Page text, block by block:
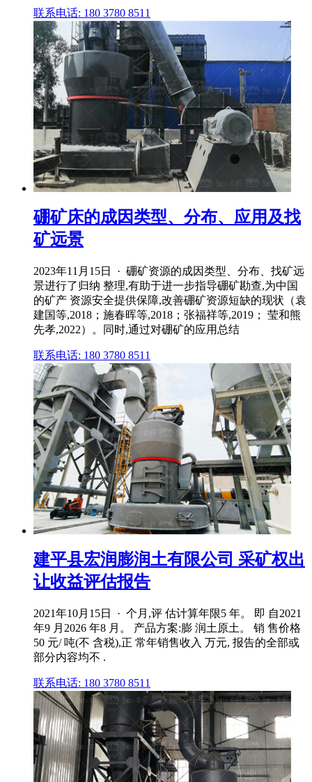
联系电话: 180 3780 8511
硼矿床的成因类型、分布、应用及找
矿远景
2023年11月15日 · 硼矿资源的成因类型、分布、找矿远
景进行了归纳 整理,有助于进一步指导硼矿勘查,为中国
的矿产 资源安全提供保障,改善硼矿资源短缺的现状（袁
建国等,2018；施春晖等,2018；张福祥等,2019； 莹和熊
先孝,2022）。同时,通过对硼矿的应用总结
联系电话: 180 3780 8511
建平县宏润膨润土有限公司 采矿权出
让收益评估报告
2021年10月15日 · 个月,评 估计算年限5 年。 即 自2021
年9 月2026 年8 月。 产品方案:膨 润土原土。 销 售价格
50 元/ 吨(不 含税),正 常年销售收入 万元, 报告的全部或
部分内容均不 .
联系电话: 180 3780 8511